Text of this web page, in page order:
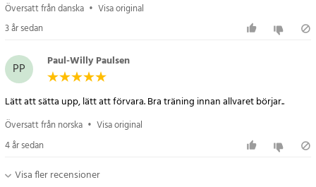
Översatt från danska • Visa original
3 år sedan
PP Paul-Willy Paulsen
Lätt att sätta upp, lätt att förvara. Bra träning innan allvaret börjar..
Översatt från norska • Visa original
4 år sedan
Visa fler recensioner